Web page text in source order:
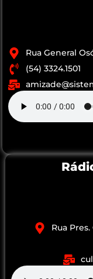
Rua General
(54) 3324.1501
Rua